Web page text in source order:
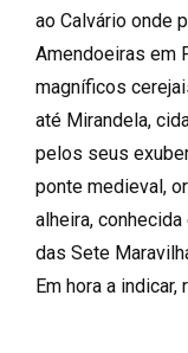
ao Calvário onde
Amendoeiras em
magníficos
até Mirandela,
pelos seus
ponte medieval,
alheira,
das Sete
Em hora a